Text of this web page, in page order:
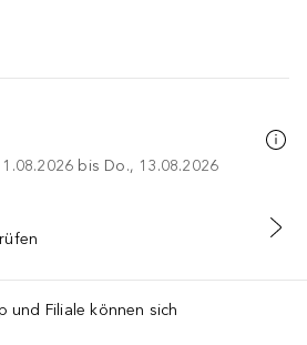
bis Do., 13.08.2026
WARENKORB
und Filiale können sich